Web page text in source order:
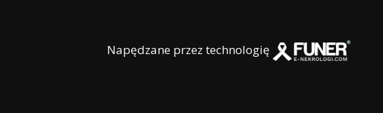
Napędzane przez technologię